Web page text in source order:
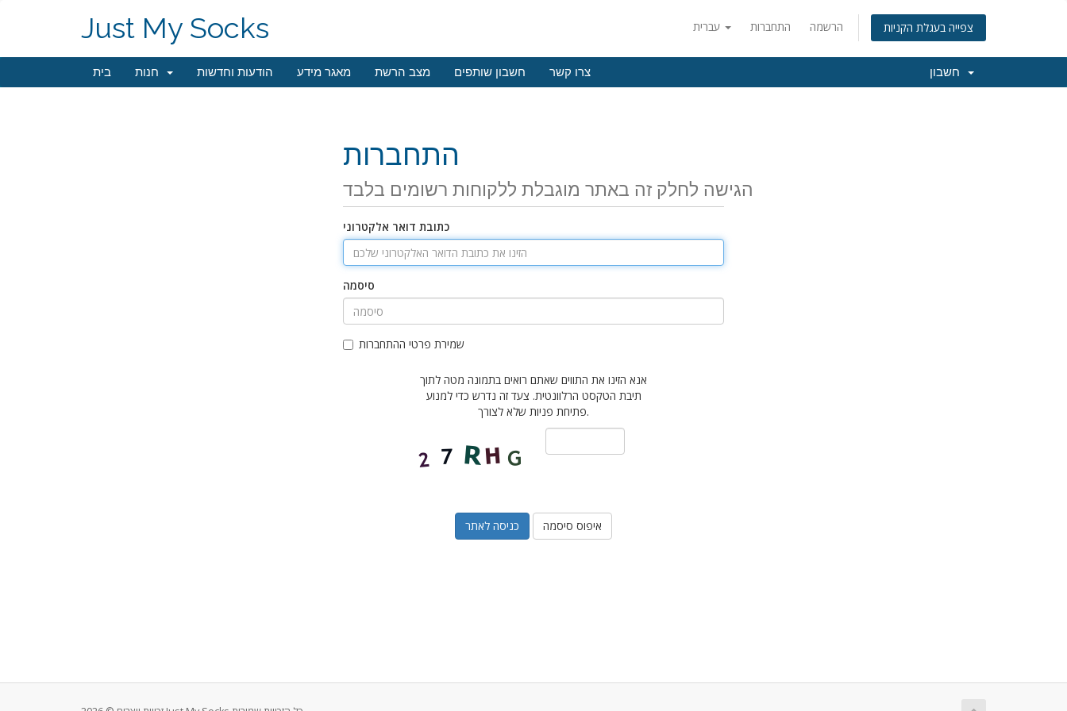
התחברות הרשמה צפייה בעגלת הקניות Just My Socks
בית הודעות וחדשות מאגר מידע מצב הרשת חשבון שותפים צרו קשר
התחברות
הגישה לחלק זה באתר מוגבלת ללקוחות רשומים בלבד
כתובת דואר אלקטרוני
סיסמה
שמירת פרטי ההתחברות
אנא הזינו את התווים שאתם רואים בתמונה מטה לתוך
תיבת הטקסט הרלוונטית. צעד זה נדרש כדי למנוע
פתיחת פניות שלא לצורך.
איפוס סיסמה